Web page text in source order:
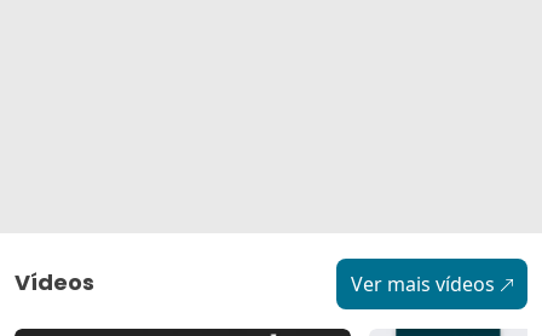
Vídeos Ver mais vídeos